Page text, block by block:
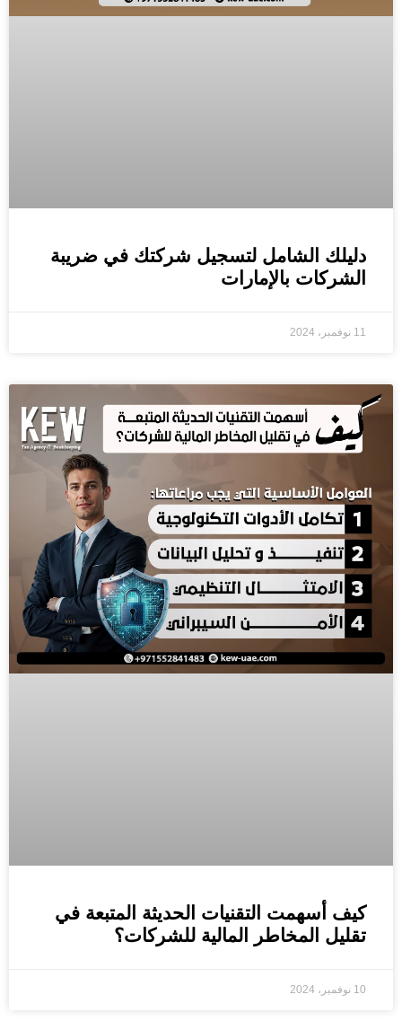
دليلك الشامل لتسجيل شركتك في ضريبة
الشركات بالإمارات
11 نوفمبر، 2024
كيف أسهمت التقنيات الحديثة المتبعة في
تقليل المخاطر المالية للشركات؟
10 نوفمبر، 2024